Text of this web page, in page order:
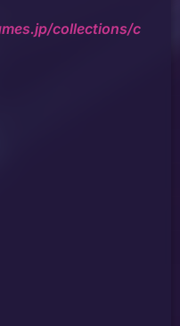
collections/c